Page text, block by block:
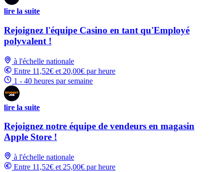
lire la suite
Rejoignez l'équipe Casino en tant qu'Employé
polyvalent !
à l'échelle nationale
Entre 11,52€ et 20,00€ par heure
1 - 40 heures par semaine
lire la suite
Rejoignez notre équipe de vendeurs en magasin
Apple Store !
à l'échelle nationale
Entre 11,52€ et 25,00€ par heure